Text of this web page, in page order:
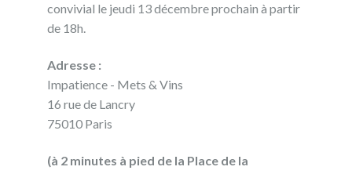
convivial le jeudi 13 décembre prochain à partir
de 18h.
Adresse :
Impatience - Mets & Vins
16 rue de Lancry
75010 Paris
(à 2 minutes à pied de la Place de la